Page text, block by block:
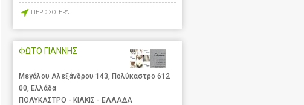
ΠΕΡΙΣΣΟΤΕΡΑ
ΦΩΤΟ ΓΙΑΝΝΗΣ
Μεγάλου Αλεξάνδρου 143, Πολύκαστρο 612
00, Ελλάδα
ΠΟΛΥΚΑΣΤΡΟ - ΚΙΛΚΙΣ - ΕΛΛΑΔΑ